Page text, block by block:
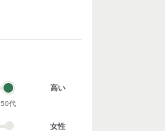
50代
高い
女性